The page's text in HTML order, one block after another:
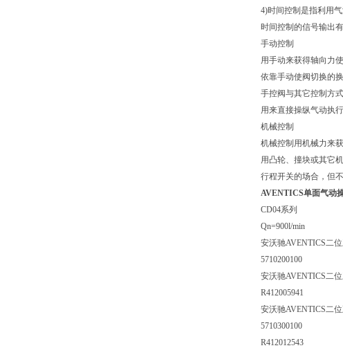
4)时间控制是指利用
时间控制的信号输出
手动控制
用手动来获得轴向力
依靠手动使阀切换的
手控阀与其它控制方
用来直接操纵气动执
机械控制
机械控制用机械力来
用凸轮、撞块或其它
行程开关的场合，但
AVENTICS单面气动
CD04系列
Qn=900l/min
安沃驰AVENTICS二
5710200100
安沃驰AVENTICS二
R412005941
安沃驰AVENTICS二
5710300100
R412012543